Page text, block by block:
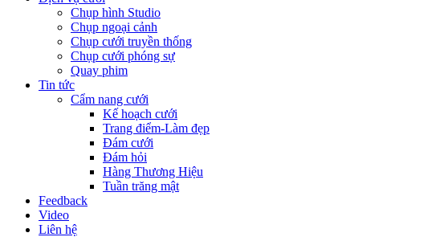
Chụp hình Studio
Chụp ngoại cảnh
Chụp cưới truyền thống
Chụp cưới phóng sự
Quay phim
Tin tức
Cẩm nang cưới
Kế hoạch cưới
Trang điểm-Làm đẹp
Đám cưới
Đám hỏi
Hàng Thương Hiệu
Tuần trăng mật
Feedback
Video
Liên hệ